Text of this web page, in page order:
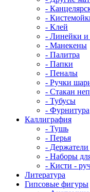
-
-
- Клей
- Линейки и
- Манекены
- Палитра
- Папки
- Пеналы
- Ручки
- Стакан
- Тубусы
- Фурнитура
Каллиграфия
- Тушь
- Перья
- Держатели
- Наборы
- Кисти -
Литература
Гипсовые фигуры